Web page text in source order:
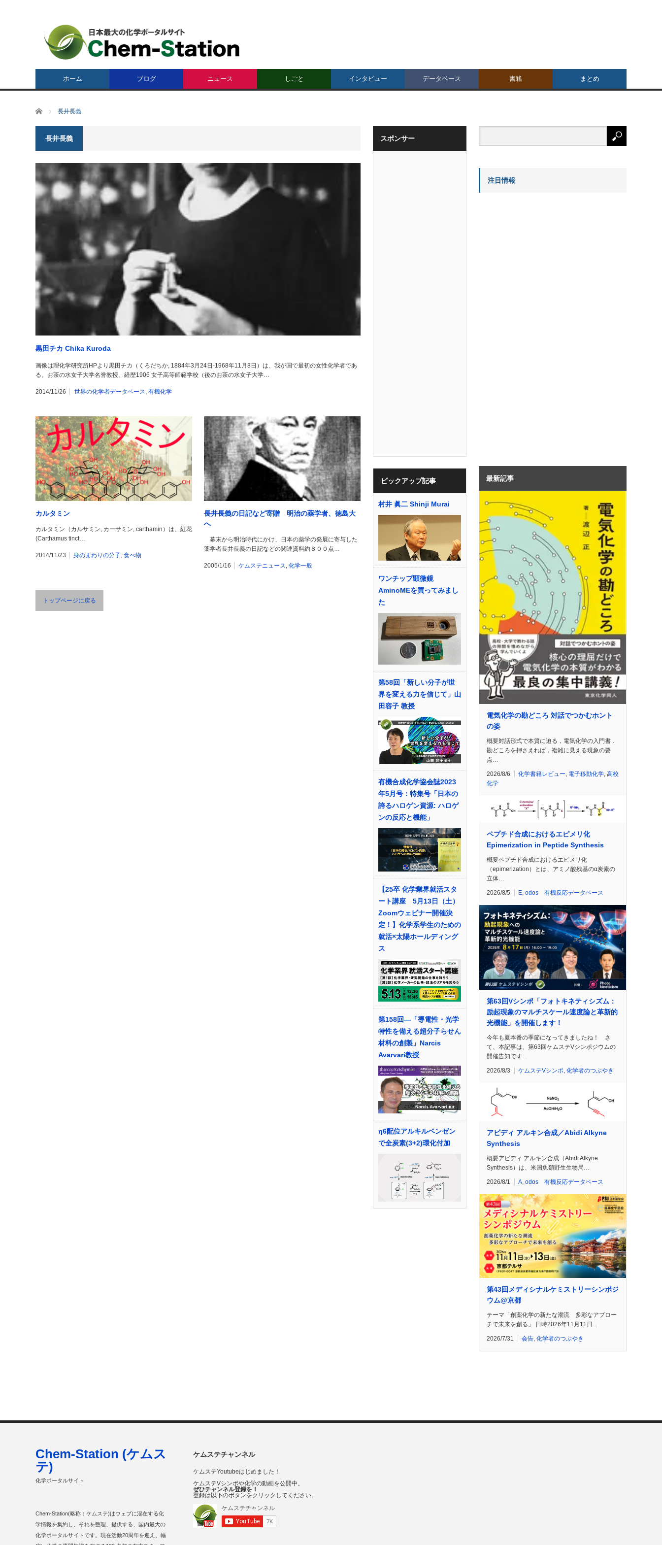
ホーム ブログ ニュース しごと インタビュー データベース 書籍 まとめ
ホーム 長井長義
長井長義
黒田チカ Chika Kuroda
画像は理化学研究所HPより黒田チカ（くろだちか, 1884年3月24日-1968年11月8日）は、我が国で最初の女性化学者であ
る。お茶の水女子大学名誉教授。経歴1906 女子高等師範学校（後のお茶の水女子大学…
2014/11/26 世界の化学者データベース, 有機化学
カルタミン
カルタミン（カルサミン, カーサミン, carthamin）は、紅花
(Carthamus tinct…
2014/11/23 身のまわりの分子, 食べ物
長井長義の日記など寄贈 明治の薬学者、徳島大
へ
幕末から明治時代にかけ、日本の薬学の発展に寄与した
薬学者長井長義の日記などの関連資料約８００点…
2005/1/16 ケムステニュース, 化学一般
トップページに戻る
スポンサー
ピックアップ記事
村井 眞二 Shinji Murai
ワンチップ顕微鏡
AminoMEを買ってみまし
た
第58回「新しい分子が世
界を変える力を信じて」山
田容子 教授
有機合成化学協会誌2023
年5月号：特集号「日本の
誇るハロゲン資源: ハロゲ
ンの反応と機能」
【25卒 化学業界就活スタ
ート講座 5月13日（土）
Zoomウェビナー開催決
定！】化学系学生のための
就活×太陽ホールディング
ス
第158回―「導電性・光学
特性を備える超分子らせん
材料の創製」Narcis
Avarvari教授
η6配位アルキルベンゼン
で全炭素(3+2)環化付加
注目情報
最新記事
電気化学の勘どころ 対話でつかむホント
の姿
概要対話形式で本質に迫る，電気化学の入門書．
勘どころを押さえれば，複雑に見える現象の要
点…
2026/8/6 化学書籍レビュー, 電子移動化学, 高校
化学
ペプチド合成におけるエピメリ化
Epimerization in Peptide Synthesis
概要ペプチド合成におけるエピメリ化
（epimerization）とは、アミノ酸残基のα炭素の
立体…
2026/8/5 E, odos 有機反応データベース
第63回Vシンポ「フォトキネティシズム：
励起現象のマルチスケール速度論と革新的
光機能」を開催します！
今年も夏本番の季節になってきましたね！ さ
て、本記事は、第63回ケムステVシンポジウムの
開催告知です…
2026/8/3 ケムステVシンポ 化学者のつぶやき
アビディ アルキン合成／Abidi Alkyne
Synthesis
概要アビディ アルキン合成（Abidi Alkyne
Synthesis）は、米国魚類野生生物局…
2026/8/1 A odos 有機反応データベース
第43回メディシナルケミストリーシンポジ
ウム@京都
テーマ「創薬化学の新たな潮流 多彩なアプロー
チで未来を創る」 日時2026年11月11日…
2026/7/31 会告, 化学者のつぶやき
ケムステチャンネル
ケムステYoutubeはじめました！
ケムステVシンポや化学の動画を公開中。
ぜひチャンネル登録を！
登録は以下のボタンをクリックしてください。
Chem-Station (ケムス
テ)
化学ポータルサイト
Chem-Station(略称：ケムステ)はウェブに混在する化
学情報を集約し、それを整理、提供する、国内最大の
化学ポータルサイトです。現在活動20周年を迎え、幅